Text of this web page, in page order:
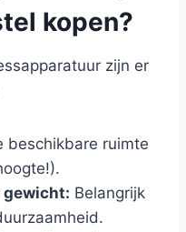
kopen?
zijn er
beschikbare ruimte
gewicht: Belangrijk